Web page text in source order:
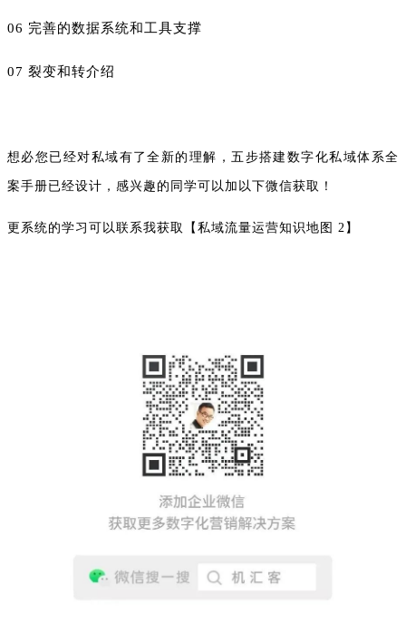
06 完善的数据系统和工具支撑
07 裂变和转介绍
想必您已经对私域有了全新的理解，五步搭建数字化私域体系全
案手册已经设计，感兴趣的同学可以加以下微信获取！
更系统的学习可以联系我获取【私域流量运营知识地图 2】